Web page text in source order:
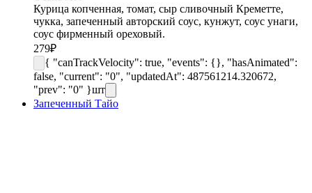
Курица копченная, томат, сыр сливочный Креметте,
чукка, запеченный авторский соус, кунжут, соус унаги,
соус фирменный ореховый.
279₽
{ "canTrackVelocity": true, "events": {}, "hasAnimated":
false, "current": "0", "updatedAt": 487561214.320672,
"prev": "0" }шт
Запеченный Тайо